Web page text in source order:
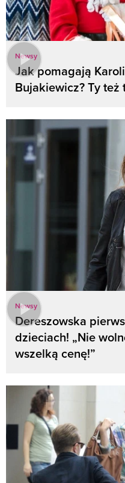
Newsy
Jak pomagają
Bujakiewicz? Ty też
Newsy
Dereszowska
dzieciach! „Nie
wszelką cenę!”